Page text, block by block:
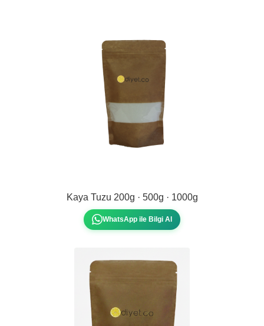
Kaya Tuzu 200g · 500g · 1000g
WhatsApp ile Bilgi Al